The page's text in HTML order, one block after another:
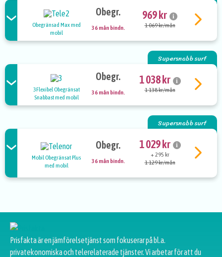
Obegränsad Max med
mobil
Obegr.
36 mån bindn.
969 kr i
1 069 kr/mån
Supersnabb surf
3Flexibel Obegränsat
Snabbast med mobil
Obegr.
36 mån bindn.
1 038 kr i
1 138 kr/mån
Supersnabb surf
Mobil Obegränsat Plus
med mobil
Obegr.
36 mån bindn.
1 029 kr i
+ 295 kr
1 129 kr/mån
Prisfakta är en jämförelsetjänst som fokuserar på bl.a.
privatekonomiska och telerelaterade tjänster. Vi arbetar för att du